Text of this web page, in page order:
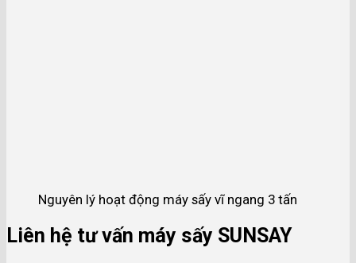
Nguyên lý hoạt động máy sấy vĩ ngang 3 tấn
Liên hệ tư vấn máy sấy SUNSAY